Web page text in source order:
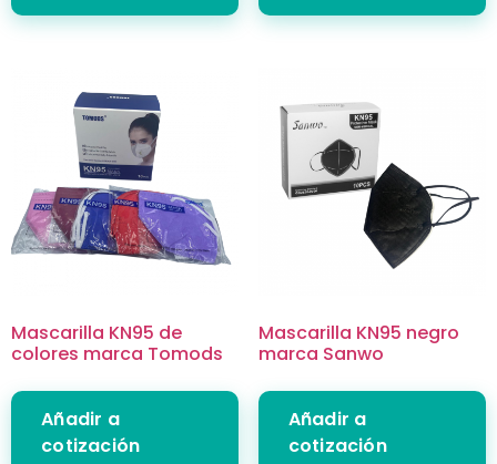
Mascarilla KN95 de
colores marca Tomods
Añadir a
cotización
Mascarilla KN95 negro
marca Sanwo
Añadir a
cotización